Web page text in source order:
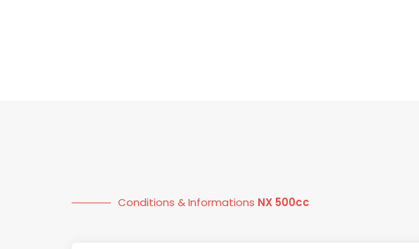
Conditions & Informations NX 500cc